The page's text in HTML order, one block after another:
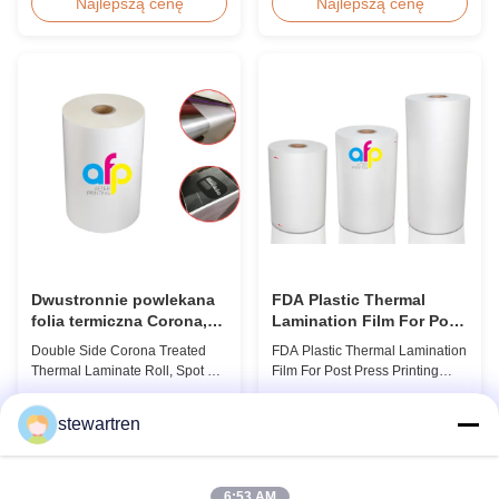
Laminating Film BOPP Thermal
as the base material layer and
EVA as the heat-sensitive layer,
thermal lamination film
lamination film enhances
gloss, elegant appearance...
Dwustronnie powlekana
folia termiczna Corona,
folia termiczna z lakierem
punktowym UV
Double Side Corona Treated
Thermal Laminate Roll, Spot UV
Varnish Thermal Film Product
Overview Double Sides Corona
Treated Thermal Lamination
FDA Plastic Thermal
Lamination Film For Post
Press Printing Laminat
FDA Plastic Thermal Lamination
Film For Post Press Printing
Laminate Transparent Plastic
for Post-press Printing Laminate
Material BOPP (Biaxially
stewartren